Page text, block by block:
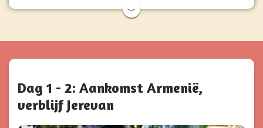
﹀
Dag 1 - 2: Aankomst Armenië,
verblijf Jerevan